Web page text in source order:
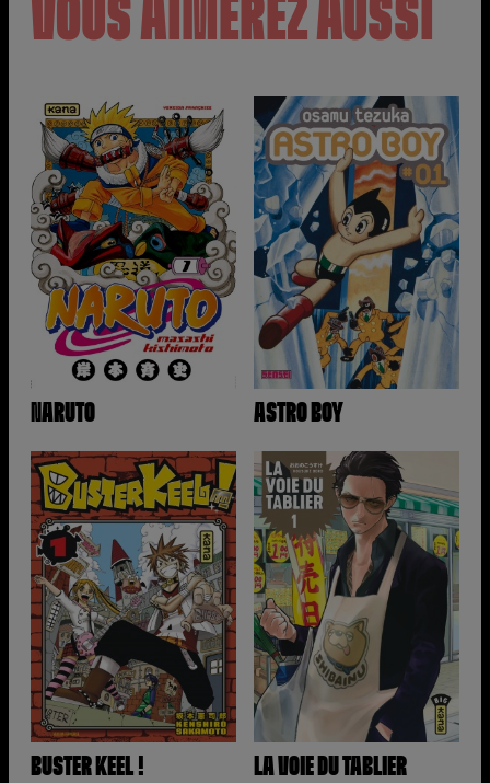
VOUS AIMEREZ AUSSI
NARUTO ASTRO BOY
BUSTER KEEL ! LA VOIE DU TABLIER